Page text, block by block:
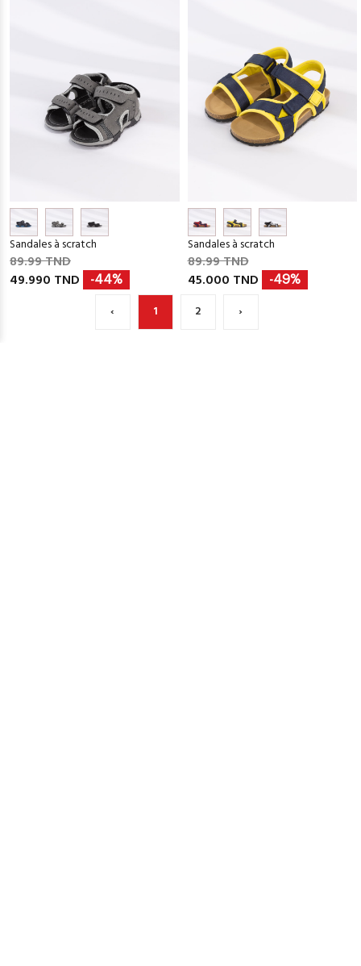
Sandales à scratch
89.99 TND
49.990 TND
-44%
Sandales à scratch
89.99 TND
45.000 TND
-49%
‹ 1 2 ›